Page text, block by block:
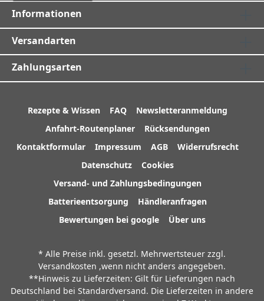
Informationen
Versandarten
Zahlungsarten
Rezepte & Wissen FAQ
Newsletteranmeldung
Anfahrt-Routenplaner
Rücksendungen
Kontaktformular
Impressum AGB
Widerrufsrecht
Datenschutz
Cookies
Versand- und Zahlungsbedingungen
Batterieentsorgung
Händleranfragen
Bewertungen bei google
Über uns
* Alle Preise inkl. gesetzl. Mehrwertsteuer zzgl.
Versandkosten ,wenn nicht anders angegeben.
**Hinweis zu Lieferzeiten: Gilt für Lieferungen nach
Deutschland bei Standardversand. Die Lieferzeiten in andere